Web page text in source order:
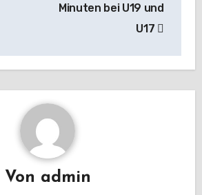
Minuten bei U19 und
U17
Von admin